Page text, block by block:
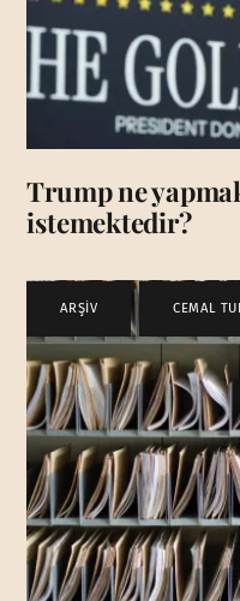
Trump ne
istemektedir?
ARŞİV CEMAL